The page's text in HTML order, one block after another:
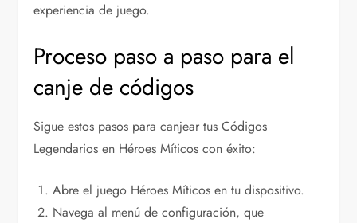
experiencia de juego.
Proceso paso a paso para el
canje de códigos
Sigue estos pasos para canjear tus Códigos
Legendarios en Héroes Míticos con éxito:
Abre el juego Héroes Míticos en tu dispositivo.
Navega al menú de configuración, que